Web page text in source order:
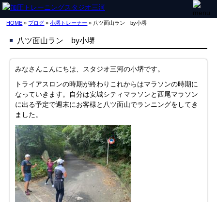
HOME » ブログ »小堺トレーナー » 八ツ面山ラン by小堺
八ツ面山ラン by小堺
みなさんこんにちは、スタジオ三河の小堺です。
トライアスロンの時期が終わりこれからはマラソンの時期に
なっていきます。自分は安城シティマラソンと西尾マラソン
に出る予定で週末にお客様と八ツ面山でランニングをしてき
ました。